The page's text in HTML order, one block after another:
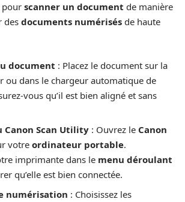
pour scanner un document de manière
des documents numérisés de haute
document : Placez le document sur la
ou dans le chargeur automatique de
vous qu’il est bien aligné et sans
Canon Scan Utility : Ouvrez le Canon
votre ordinateur portable.
imprimante dans le menu déroulant
qu’elle est bien connectée.
numérisation : Choisissez les